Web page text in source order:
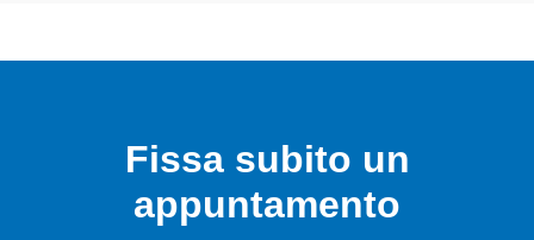
Fissa subito un
appuntamento